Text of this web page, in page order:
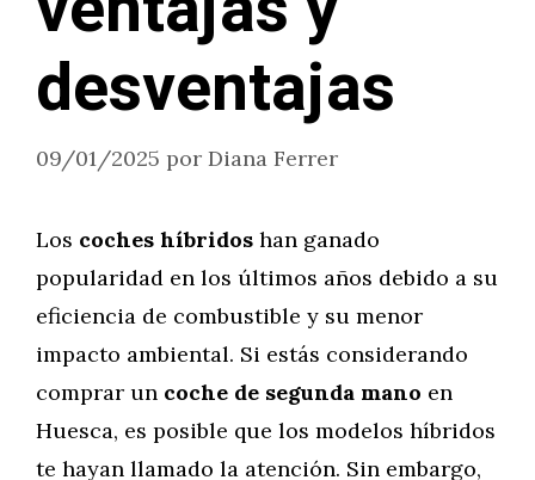
desventajas
09/01/2025 por Diana Ferrer
Los coches híbridos han ganado
popularidad en los últimos años debido a su
eficiencia de combustible y su menor
impacto ambiental. Si estás considerando
comprar un coche de segunda mano en
Huesca, es posible que los modelos híbridos
te hayan llamado la atención. Sin embargo,